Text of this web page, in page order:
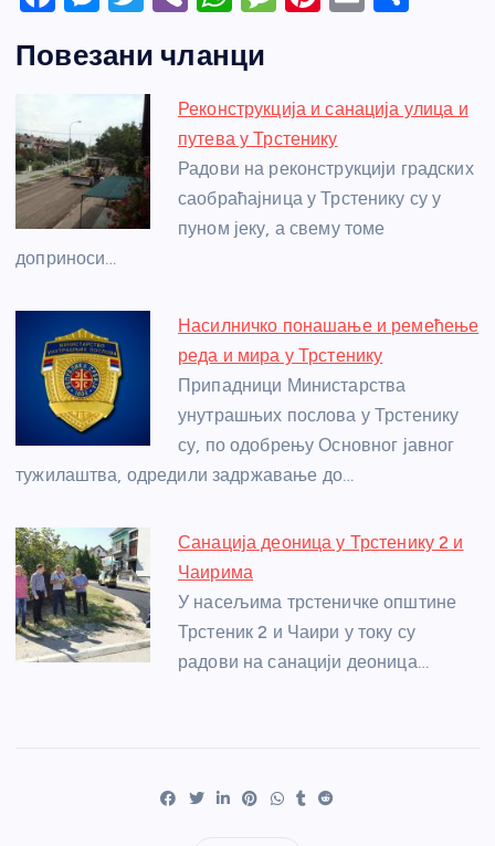
c
b
o
o
k
ss
e
n
g
er
itt
er
er at
s
A
p
p
a
g
e
e
st
e
Повезани чланци
Реконструкција и санација улица и
путева у Трстенику
Радови на реконструкцији градских
саобраћајница у Трстенику су у
пуном јеку, а свему томе
доприноси…
Насилничко понашање и ремећење
реда и мира у Трстенику
Припадници Министарства
унутрашњих послова у Трстенику
су, по одобрењу Основног јавног
тужилаштва, одредили задржавање до…
Санација деоница у Трстенику 2 и
Чаирима
У насељима трстеничке општине
Трстеник 2 и Чаири у току су
радови на санацији деоница…